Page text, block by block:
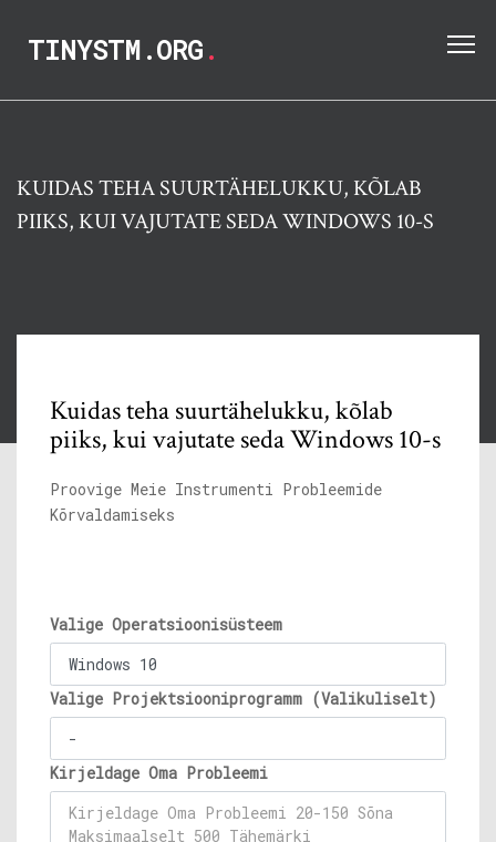
TINYSTM.ORG.
KUIDAS TEHA SUURTÄHELUKKU, KÕLAB
PIIKS, KUI VAJUTATE SEDA WINDOWS 10-S
Kuidas teha suurtähelukku, kõlab
piiks, kui vajutate seda Windows 10-s
Proovige Meie Instrumenti Probleemide
Kõrvaldamiseks
Valige Operatsioonisüsteem
Valige Projektsiooniprogramm (Valikuliselt)
Kirjeldage Oma Probleemi